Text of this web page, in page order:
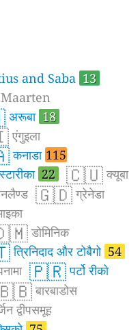
and Saba 13
अरूबा 18
एंगुइला
कनाडा 115
22 🇨🇺 क्यूबा
🇬🇩 ग्रेनेडा
डोमिनिक
त्रिनिदाद और टोबैगो 54
🇵🇷पर्टो रीको
बारबाडोस
द्वीपसमूह